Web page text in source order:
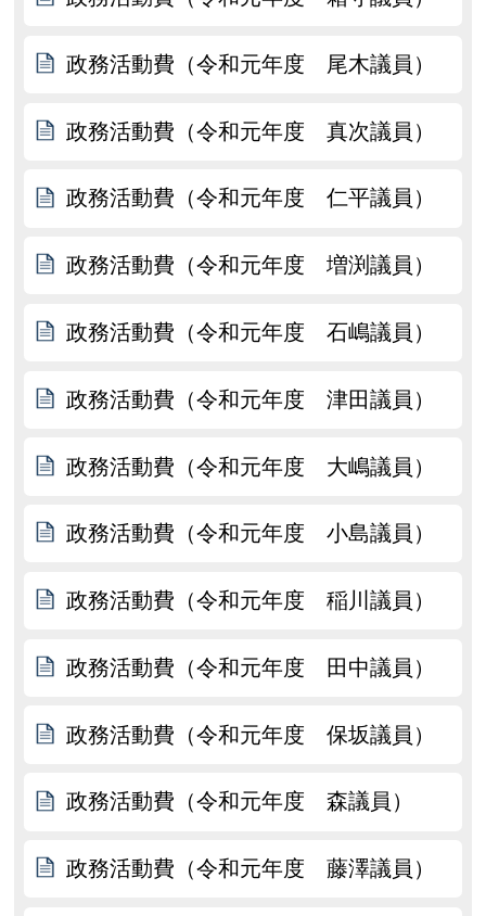
政務活動費（令和元年度 尾木議員）
政務活動費（令和元年度 真次議員）
政務活動費（令和元年度 仁平議員）
政務活動費（令和元年度 増渕議員）
政務活動費（令和元年度 石嶋議員）
政務活動費（令和元年度 津田議員）
政務活動費（令和元年度 大嶋議員）
政務活動費（令和元年度 小島議員）
政務活動費（令和元年度 稲川議員）
政務活動費（令和元年度 田中議員）
政務活動費（令和元年度 保坂議員）
政務活動費（令和元年度 森議員）
政務活動費（令和元年度 藤澤議員）